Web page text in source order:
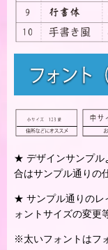
★ デザインサンプル
合はサンプル通りの
★ サンプル通りのレ
ォントサイズの変更
※太いフォントはフ